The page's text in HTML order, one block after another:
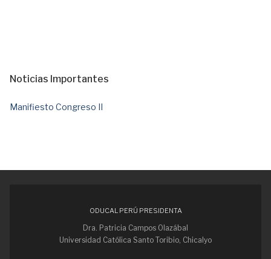
Noticias Importantes
Manifiesto Congreso II
ODUCAL PERÚ PRESIDENTA
Dra. Patricia Campos Olazábal
Universidad Católica Santo Toribio, Chicalyo